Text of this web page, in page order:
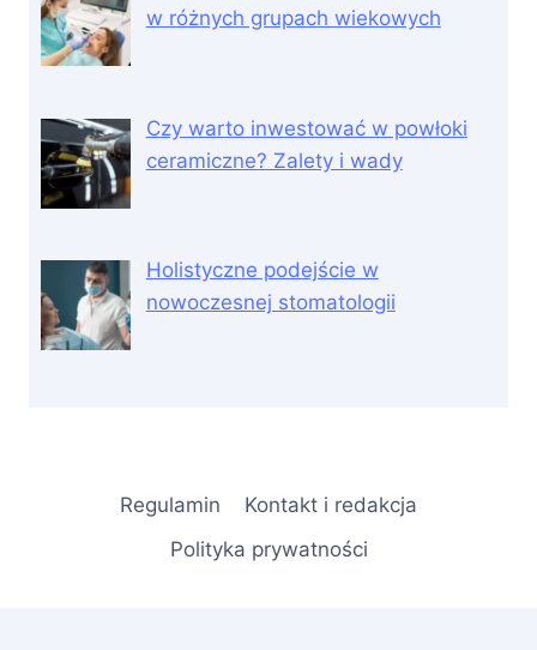
w różnych grupach wiekowych
Czy warto inwestować w powłoki
ceramiczne? Zalety i wady
Holistyczne podejście w
nowoczesnej stomatologii
Regulamin
Kontakt i redakcja
Polityka prywatności